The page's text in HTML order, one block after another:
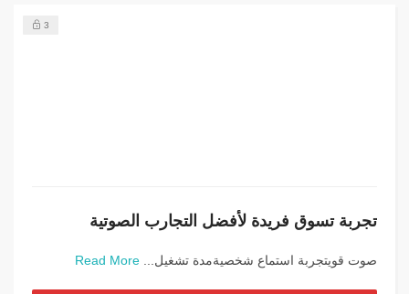
3
تجربة تسوق فريدة لأفضل التجارب الصوتية
صوت قويتجربة استماع شخصيةمدة تشغيل... Read More